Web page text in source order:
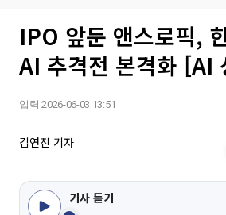
IPO 앞둔 앤스로픽,
AI 추격전 본격화 [AI
입력 2026-06-03 13:51
김연진 기자
기사 듣기